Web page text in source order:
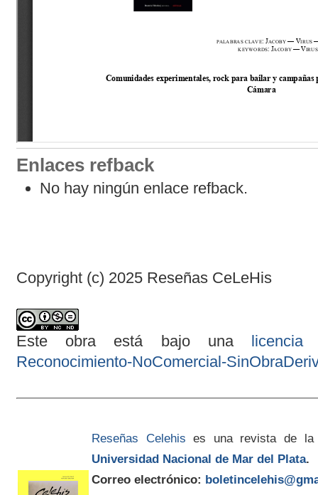
Enlaces refback
No hay ningún enlace refback.
Copyright (c) 2025 Reseñas CeLeHis
Este obra está bajo una
Reconocimiento-NoComercial-
Reseñas Celehis es una revista de la
Universidad Nacional de Mar del Plata.
Correo electrónico: